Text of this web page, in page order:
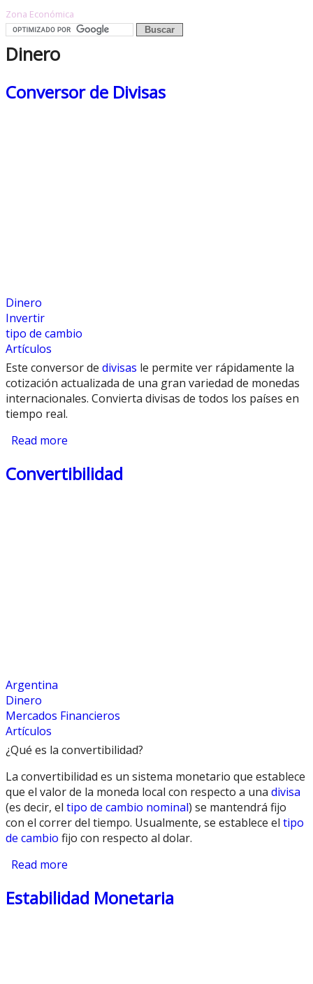
Zona Económica
Dinero
Conversor de Divisas
Dinero
Invertir
tipo de cambio
Artículos
Este conversor de divisas le permite ver rápidamente la
cotización actualizada de una gran variedad de monedas
internacionales. Convierta divisas de todos los países en
tiempo real.
Read more
Convertibilidad
Argentina
Dinero
Mercados Financieros
Artículos
¿Qué es la convertibilidad?
La convertibilidad es un sistema monetario que establece
que el valor de la moneda local con respecto a una divisa
(es decir, el tipo de cambio nominal) se mantendrá fijo
con el correr del tiempo. Usualmente, se establece el tipo
de cambio fijo con respecto al dolar.
Read more
Estabilidad Monetaria